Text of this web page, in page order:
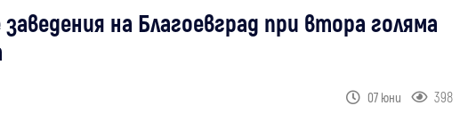
на Благоевград при втора голяма
07 юни 398